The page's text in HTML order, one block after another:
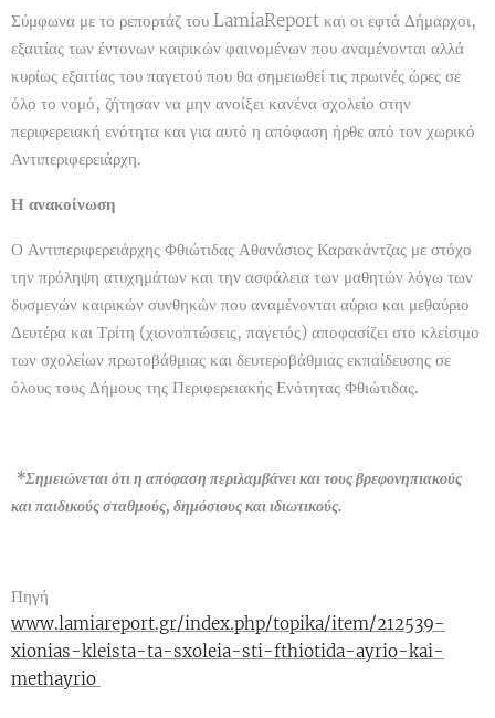
Σύμφωνα με το ρεπορτάζ του LamiaReport και οι εφτά Δήμαρχοι,
εξαιτίας των έντονων καιρικών φαινομένων που αναμένονται αλλά
κυρίως εξαιτίας του παγετού που θα σημειωθεί τις πρωινές ώρες σε
όλο το νομό, ζήτησαν να μην ανοίξει κανένα σχολείο στην
περιφερειακή ενότητα και για αυτό η απόφαση ήρθε από τον χωρικό
Αντιπεριφερειάρχη.
Η ανακοίνωση
Ο Αντιπεριφερειάρχης Φθιώτιδας Αθανάσιος Καρακάντζας με στόχο
την πρόληψη ατυχημάτων και την ασφάλεια των μαθητών λόγω των
δυσμενών καιρικών συνθηκών που αναμένονται αύριο και μεθαύριο
Δευτέρα και Τρίτη (χιονοπτώσεις, παγετός) αποφασίζει στο κλείσιμο
των σχολείων πρωτοβάθμιας και δευτεροβάθμιας εκπαίδευσης σε
όλους τους Δήμους της Περιφερειακής Ενότητας Φθιώτιδας.
*Σημειώνεται ότι η απόφαση περιλαμβάνει και τους βρεφονηπιακούς
και παιδικούς σταθμούς, δημόσιους και ιδιωτικούς.
Πηγή
www.lamiareport.gr/index.php/topika/item/212539-
xionias-kleista-ta-sxoleia-sti-fthiotida-ayrio-kai-
methayrio